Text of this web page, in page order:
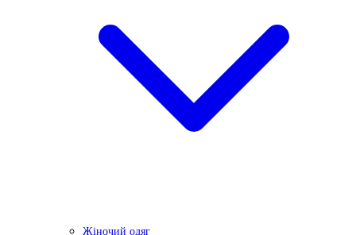
Жіночий одяг